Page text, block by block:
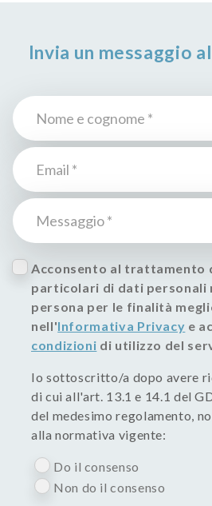
Invia un messaggio
Acconsento al trattamento
particolari di dati personali
persona per le finalità
nell'Informativa Privacy e
condizioni di utilizzo del
Io sottoscritto/a dopo avere
di cui all'art. 13.1 e 14.1 del
del medesimo regolamento,
alla normativa vigente:
Do il consenso
Non do il consenso